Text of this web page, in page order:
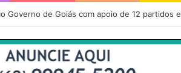
Governo de Goiás com apoio de 12 partidos